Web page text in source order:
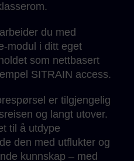
du med
modul i ditt eget
som nettbasert
SITRAIN access.
er tilgjengelig
og langt utover.
til å utdype
den med utflukter og
kunnskap – med